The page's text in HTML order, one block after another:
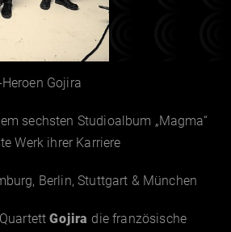
Gojira
sechsten Studioalbum „Magma“
Werk ihrer Karriere
Berlin, Stuttgart & München
Gojira die französische